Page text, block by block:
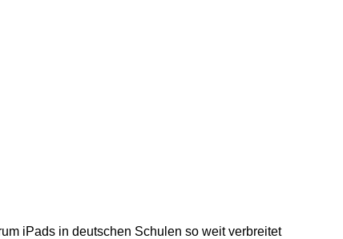
iPads in deutschen Schulen so weit verbreitet